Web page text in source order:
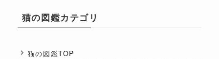
猫の図鑑カテゴリ
猫の図鑑TOP